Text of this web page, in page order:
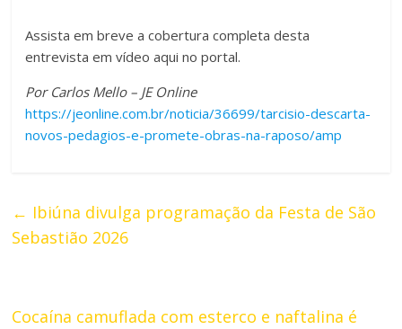
Assista em breve a cobertura completa desta
entrevista em vídeo aqui no portal.
Por Carlos Mello – JE Online
https://jeonline.com.br/noticia/36699/tarcisio-descarta-
novos-pedagios-e-promete-obras-na-raposo/amp
← Ibiúna divulga programação da Festa de São
Sebastião 2026
Cocaína camuflada com esterco e naftalina é